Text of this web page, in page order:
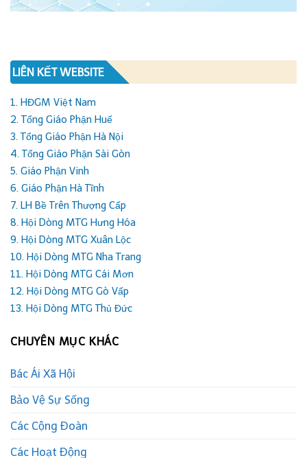
LIÊN KẾT WEBSITE
1. HĐGM Việt Nam
2. Tổng Giáo Phận Huế
3. Tổng Giáo Phận Hà Nội
4. Tổng Giáo Phận Sài Gòn
5. Giáo Phận Vinh
6. Giáo Phận Hà Tĩnh
7. LH Bề Trên Thượng Cấp
8. Hội Dòng MTG Hưng Hóa
9. Hội Dòng MTG Xuân Lộc
10. Hội Dòng MTG Nha Trang
11. Hội Dòng MTG Cái Mơn
12. Hội Dòng MTG Gò Vấp
13. Hội Dòng MTG Thủ Đức
CHUYÊN MỤC KHÁC
Bác Ái Xã Hội
Bảo Vệ Sự Sống
Các Cộng Đoàn
Các Hoạt Động